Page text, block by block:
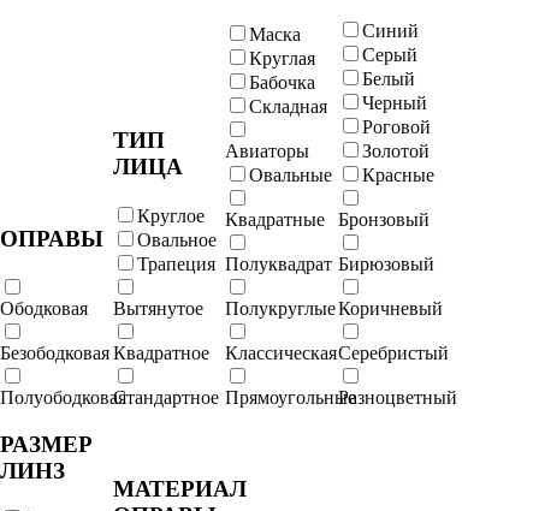
ОПРАВЫ
Ободковая
Безободковая
Полуободковая
ТИП
ЛИЦА
Круглое
Овальное
Трапеция
Вытянутое
Квадратное
Стандартное
Маска
Круглая
Бабочка
Складная
Авиаторы
Овальные
Квадратные
Полуквадрат
Полукруглые
Классическая
Прямоугольные
Синий
Серый
Белый
Черный
Роговой
Золотой
Красные
Бронзовый
Бирюзовый
Коричневый
Серебристый
Разноцветный
РАЗМЕР
ЛИНЗ
МАТЕРИАЛ